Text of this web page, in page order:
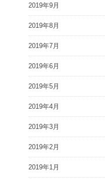
2019年9月
2019年8月
2019年7月
2019年6月
2019年5月
2019年4月
2019年3月
2019年2月
2019年1月